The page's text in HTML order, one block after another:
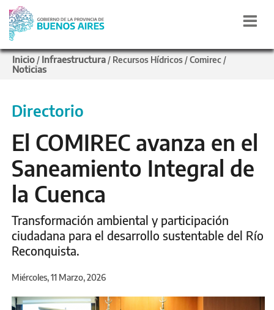
Inicio / Infraestructura / Recursos Hídricos /Comirec /
Noticias
Directorio
El COMIREC avanza en el
Saneamiento Integral de
la Cuenca
Transformación ambiental y participación
ciudadana para el desarrollo sustentable del Río
Reconquista.
Miércoles, 11 Marzo, 2026